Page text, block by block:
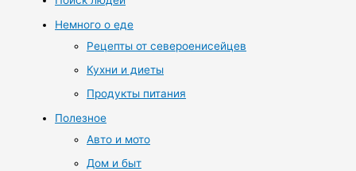
Немного о еде
Рецепты от североенисейцев
Кухни и диеты
Продукты питания
Полезное
Авто и мото
Дом и быт